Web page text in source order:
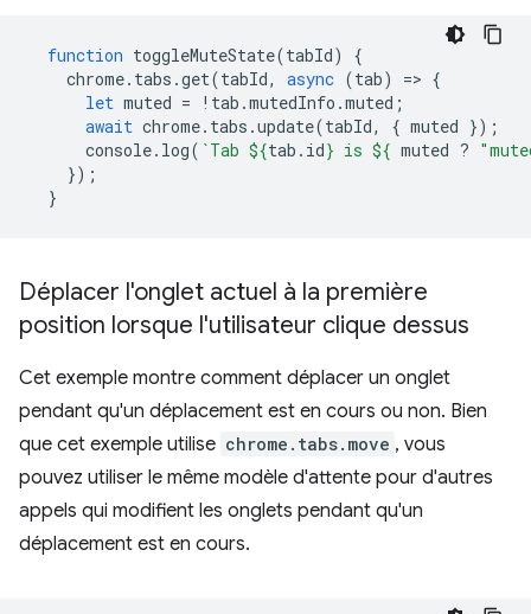
function toggleMuteState(tabId)
{
chrome. tabs .get(tabId, async (tab) => {
let muted = ! tab .mutedInfo .muted ;
await chrome. tabs .update(tabId, { muted });
console. log( `Tab ${tab . id} is ${ muted ?
});
}
Déplacer l'onglet actuel à la première
position lorsque l'utilisateur clique dessus
Cet exemple montre comment déplacer un onglet
pendant qu'un déplacement est en cours ou non. Bien
que cet exemple utilise chrome.tabs.move , vous
pouvez utiliser le même modèle d'attente pour d'autres
appels qui modifient les onglets pendant qu'un
déplacement est en cours.